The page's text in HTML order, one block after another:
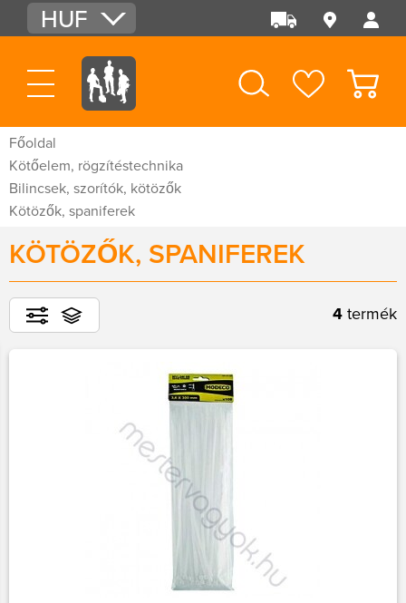
HUF
EUR
USD
Főoldal
Kötőelem, rögzítéstechnika
Bilincsek, szorítók, kötözők
Kötözők, spaniferek
KÖTÖZŐK, SPANIFEREK
4 termék